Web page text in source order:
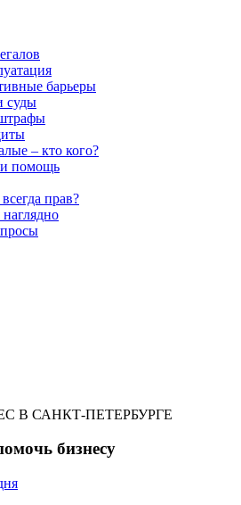
барьеры
суды
– кто кого?
помощь
прав?
В САНКТ-ПЕТЕРБУРГЕ
бизнесу